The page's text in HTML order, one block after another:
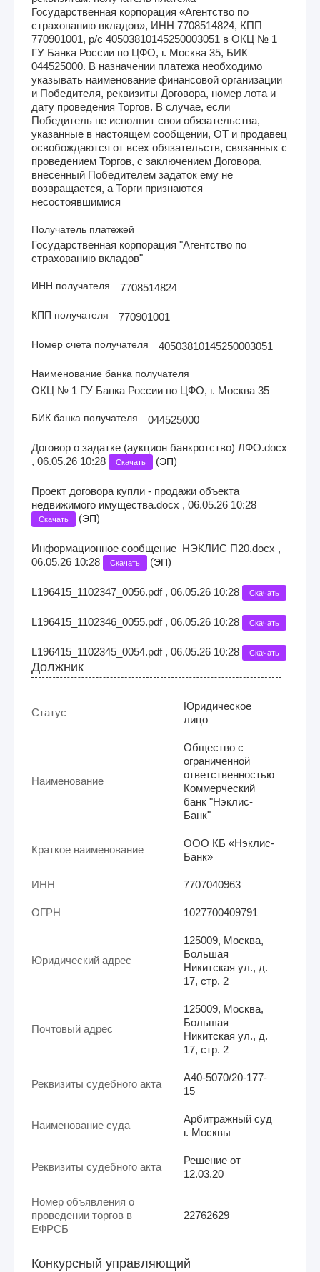
Государственная корпорация «Агентство по
страхованию вкладов», ИНН 7708514824, КПП
770901001, р/с 40503810145250003051 в ОКЦ № 1
ГУ Банка России по ЦФО, г. Москва 35, БИК
044525000. В назначении платежа необходимо
указывать наименование финансовой организации
и Победителя, реквизиты Договора, номер лота и
дату проведения Торгов. В случае, если
Победитель не исполнит свои обязательства,
указанные в настоящем сообщении, ОТ и продавец
освобождаются от всех обязательств, связанных с
проведением Торгов, с заключением Договора,
внесенный Победителем задаток ему не
возвращается, а Торги признаются
несостоявшимися
Получатель платежей
Государственная корпорация "Агентство по
страхованию вкладов"
ИНН получателя 7708514824
КПП получателя 770901001
Номер счета получателя 40503810145250003051
Наименование банка получателя
ОКЦ № 1 ГУ Банка России по ЦФО, г. Москва 35
БИК банка получателя 044525000
Договор о задатке (аукцион банкротство) ЛФО.docx
, 06.05.26 10:28
Скачать (ЭП)
Проект договора купли - продажи объекта
недвижимого имущества.docx , 06.05.26 10:28
Скачать (ЭП)
Информационное сообщение_НЭКЛИС П20.docx ,
06.05.26 10:28
Скачать (ЭП)
L196415_1102347_0056.pdf , 06.05.26 10:28 Скачать
L196415_1102346_0055.pdf , 06.05.26 10:28 Скачать
L196415_1102345_0054.pdf , 06.05.26 10:28 Скачать
Должник
Статус
Юридическое
лицо
Наименование
Общество с
ограниченной
ответственностью
Коммерческий
банк "Нэклис-
Банк"
Краткое наименование
ООО КБ «Нэклис-
Банк»
ИНН 7707040963
ОГРН 1027700409791
Юридический адрес
125009, Москва,
Большая
Никитская ул., д.
17, стр. 2
Почтовый адрес
125009, Москва,
Большая
Никитская ул., д.
17, стр. 2
Реквизиты судебного акта
А40-5070/20-177-
15
Наименование суда
Арбитражный суд
г. Москвы
Реквизиты судебного акта
Решение от
12.03.20
Номер объявления о
проведении торгов в
ЕФРСБ
22762629
Конкурсный управляющий